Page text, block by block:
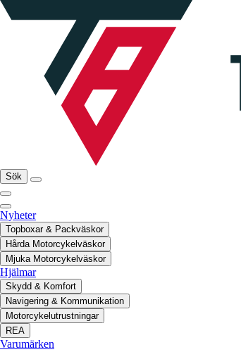
Sök
Nyheter
Topboxar & Packväskor
Hårda Motorcykelväskor
Mjuka Motorcykelväskor
Hjälmar
Skydd & Komfort
Navigering & Kommunikation
Motorcykelutrustningar
REA
Varumärken